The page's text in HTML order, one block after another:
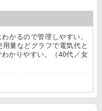
かるので管理しやすい。
量などグラフで電気代と
かりやすい。（40代／女